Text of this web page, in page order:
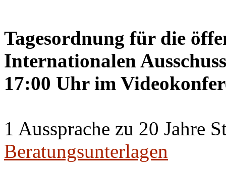
Tagesordnung für die
Internationalen
17:00 Uhr im
1 Aussprache zu 20 Jahre
Beratungsunterlagen